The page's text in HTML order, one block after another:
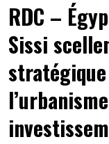
RDC –
Sissi